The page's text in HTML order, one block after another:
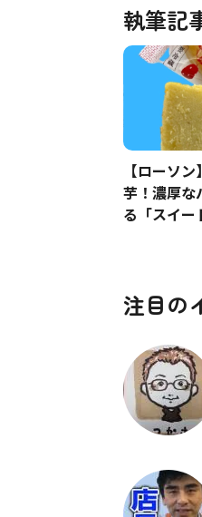
執筆記
【ローソ
芋！濃厚な
る「スイー
注目の